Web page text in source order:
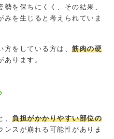
勢を保ちにくく、その結果、
みを生じると考えられていま
をしている方は、 筋肉の硬
あります。
負担がかかりやすい部位の
ンスが崩れる可能性がありま